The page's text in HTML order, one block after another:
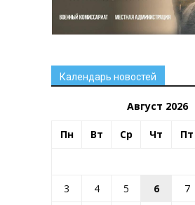
Календарь новостей
Август 2026
Пн Вт Ср Чт Пт
3
4 5 6 7